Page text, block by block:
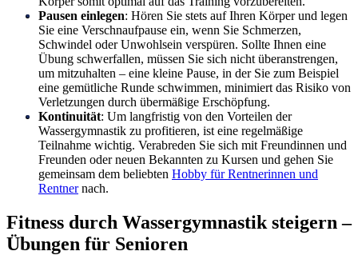
Pausen einlegen: Hören Sie stets auf Ihren Körper und legen
Sie eine Verschnaufpause ein, wenn Sie Schmerzen,
Schwindel oder Unwohlsein verspüren. Sollte Ihnen eine
Übung schwerfallen, müssen Sie sich nicht überanstrengen,
um mitzuhalten – eine kleine Pause, in der Sie zum Beispiel
eine gemütliche Runde schwimmen, minimiert das Risiko von
Verletzungen durch übermäßige Erschöpfung.
Kontinuität: Um langfristig von den Vorteilen der
Wassergymnastik zu profitieren, ist eine regelmäßige
Teilnahme wichtig. Verabreden Sie sich mit Freundinnen und
Freunden oder neuen Bekannten zu Kursen und gehen Sie
gemeinsam dem beliebten Hobby für Rentnerinnen und
Rentnernach.
Fitness durch Wassergymnastik steigern –
Übungen für Senioren